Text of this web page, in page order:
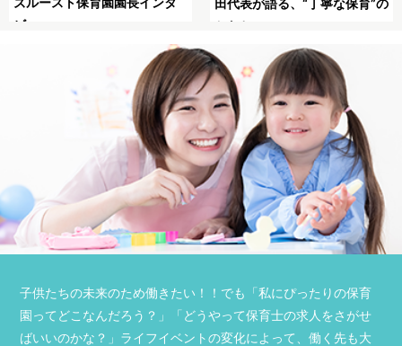
子供たちの未来のため働きたい！！でも「私にぴったりの保育
園ってどこなんだろう？」「どうやって保育士の求人をさがせ
ばいいのかな？」ライフイベントの変化によって、働く先も大